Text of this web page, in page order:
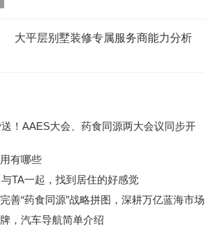
大平层别墅装修专属服务商能力分析
！AAES大会、药食同源两大会议同步开
有哪些
TA一起，找到居住的好感觉
善“药食同源”战略拼图，深耕万亿蓝海市场
，汽车导航简单介绍